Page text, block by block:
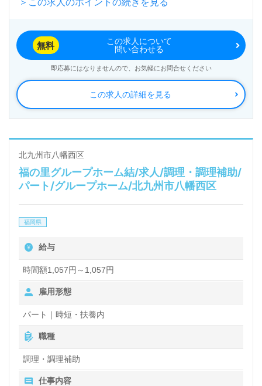
入居定員48名（48室/全室個室）『COCOSIA大平』
様の運営です。福岡県を中心にクリニック（内科、腎
臓内科、人工透析、皮膚科、美容皮膚科）、デイサー
ビス、有料老人ホーム、訪問介護、居宅介護支援事業
を展開されています。
◎『転職をチャンスに変えて！いつまでもあなたらし
く輝いて！』＜ウィルオブ介護＞があなたのこれから
を応援します！◎
看護助手や介護職経験のある方をお迎えします。ご利
チームで実現される事業所様です。職員様同士の連
携、コミュニケーション抜群の職場環境、定年70
歳、再雇用制度活用で75歳まで就業を実現できる人
事制度もおすすめポイント！『ご利用者様やご家族様
のお役に立ちたい、経験を活かしたい』『仕事を通じ
て成長したい、学びたい』『資格取得を目指してい
る、介護知識や技術力を高めたい』『やりがいを感じ
ながら働きたい』『施設形態や環境を変えて仕事をし
たい』等の方も大歓迎です！働き方や募集詳細等、担
＞この求人のポイントの続きを見る
この求人の詳細を見る
無料
この求人について
問い合わせる
即応募にはなりませんので、お気軽にお問合せください
北九州市八幡西区
福の里グループホーム結/求人/調理・調理補助/
パート/グループホーム/北九州市八幡西区
福岡県
給与
時間額1,057円～1,057円
雇用形態
パート｜時短・扶養内
職種
調理・調理補助
仕事内容